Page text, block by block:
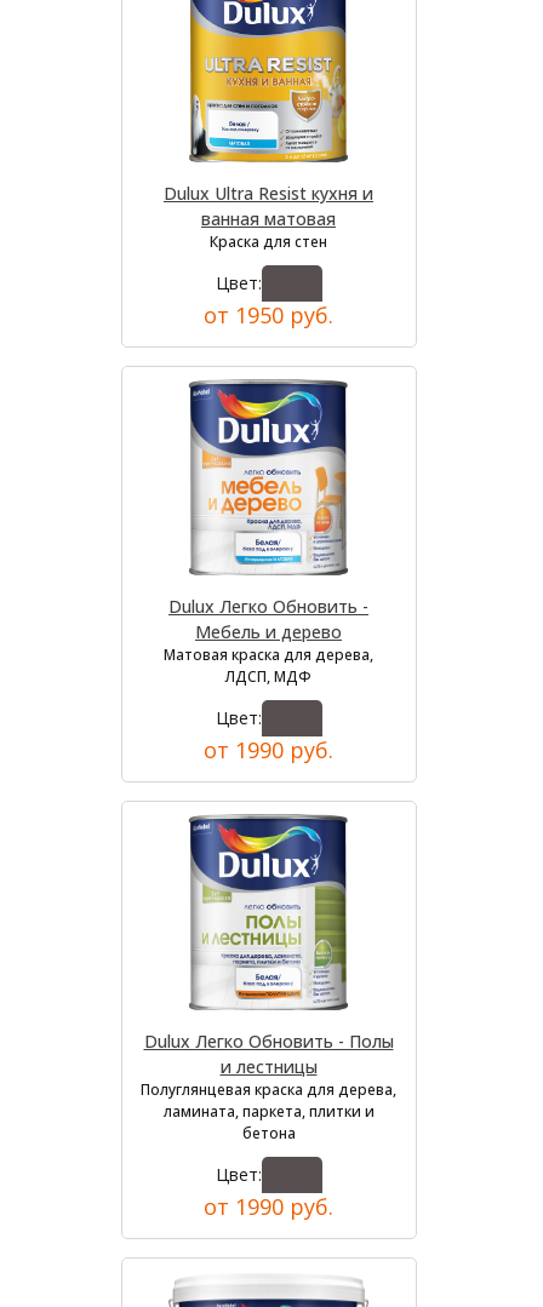
Dulux Ultra Resist кухня и
ванная матовая
Краска для стен
Цвет:
от 1950 руб.
Dulux Легко Обновить -
Мебель и дерево
Матовая краска для дерева,
ЛДСП, МДФ
Цвет:
от 1990 руб.
Dulux Легко Обновить - Полы
и лестницы
Полуглянцевая краска для дерева,
ламината, паркета, плитки и
бетона
Цвет:
от 1990 руб.